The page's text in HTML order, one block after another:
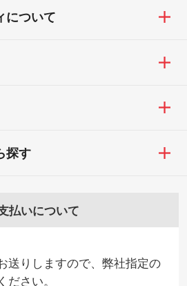
について
払いについて
送りしますので、弊社指定の
さい。
探す